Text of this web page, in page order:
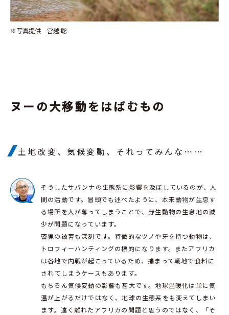
※写真提供 宮越 聡
ヌーの大移動をはばむもの
土地改変、気候変動、それってみんな……
そうしたサバンナの生態系に影響を及ぼしているのが、人
間の活動です。冒頭でも述べたように、本来動物が生息す
る場所を人が奪ってしまうことで、野生動物の生息地の減
少が問題になっています。
密猟の被害も深刻です。特徴的なツノや牙を持つ動物は、
トロフィーハンティングの標的になります。またアフリカ
は各地で内戦が起こっているため、捕まって戦地で食料に
されてしまうケースもあります。
もちろん気候変動の影響も甚大です。地球温暖化は単に気
温が上がるだけではなく、地球の生態系をも変えてしまい
ます。遠く離れたアフリカの問題と思うのではなく、「そ